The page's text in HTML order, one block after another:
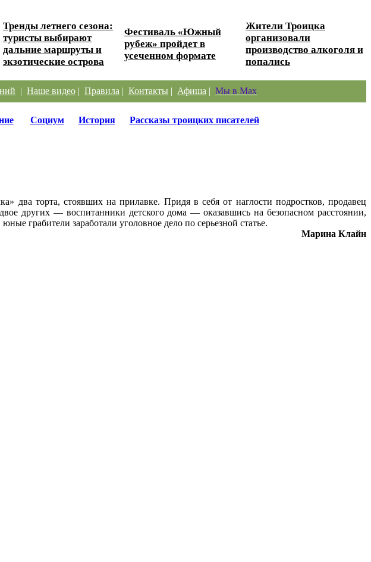
Тренды летнего сезона:
туристы выбирают
дальние маршруты и
экзотические острова
Фестиваль «Южный
рубеж» пройдет в
усеченном формате
Жители Троицка
организовали
производство алкоголя и
попались
| Наше видео | Правила | Контакты | Афиша | Мы в Max
Социум История Рассказы троицких писателей
два торта, стоявших на прилавке. Придя в себя от наглости подростков, продавец
других — воспитанники детского дома — оказавшись на безопасном расстоянии,
грабители заработали уголовное дело по серьезной статье.
Марина Клайн